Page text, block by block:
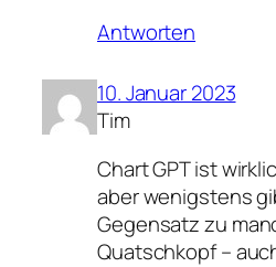
Antworten
10. Januar 2023
Tim
Chart GPT ist
aber wenigstens
Gegensatz zu
Quatschkopf –